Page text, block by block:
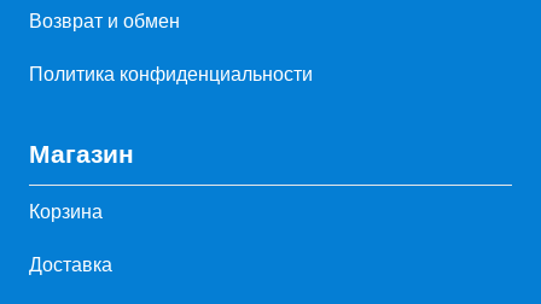
Возврат и обмен
Политика конфиденциальности
Магазин
Корзина
Доставка